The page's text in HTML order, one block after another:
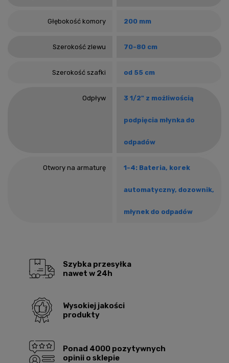
Głębokość komory 200 mm
Szerokość zlewu 70-80 cm
Szerokość szafki od 55 cm
Odpływ 3 1/2" z możliwością
podpięcia młynka do
odpadów
Otwory na armaturę 1-4: Bateria, korek
automatyczny, dozownik,
młynek do odpadów
Szybka przesyłka
nawet w 24h
Wysokiej jakości
produkty
Ponad 4000 pozytywnych
opinii o sklepie